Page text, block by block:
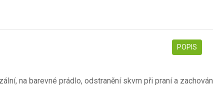
POPIS
na barevné prádlo, odstranění skvrn při praní a